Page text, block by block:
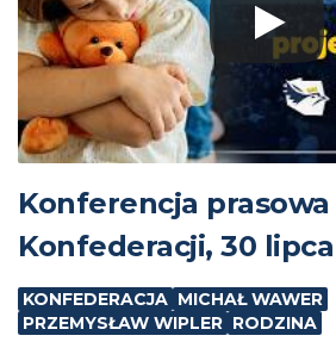
Konferencja prasowa
Konfederacji, 30
KONFEDERACJA MICHAŁ WAWER
PRZEMYSŁAW WIPLER RODZINA